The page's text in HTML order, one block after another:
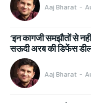
Aaj Bharat -
‘इन कागजी समझौतों से
सऊदी अरब की डिफेंस
Aaj Bharat -